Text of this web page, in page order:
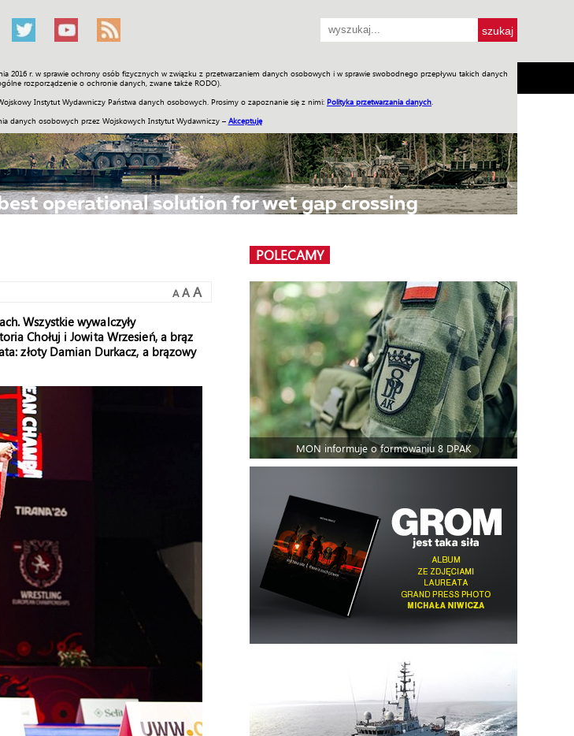
2016 r. w sprawie ochrony osób fizycznych w związku z przetwarzaniem danych osobowych i w sprawie swobodnego przepływu takich danych
rozporządzenie o ochronie danych, zwane także RODO).
Instytut Wydawniczy Państwa danych osobowych. Prosimy o zapoznanie się z nimi: Polityka przetwarzania danych
danych osobowych przez Wojskowych Instytut Wydawniczy – Akceptuję
Historia Galerie Wideo ENGLISH SKLEP Jednodniówki Praca w WIW
A A A
Wszystkie wywalczyły
Chołuj i Jowita Wrzesień, a brąz
złoty Damian Durkacz, a brązowy
POLECAMY
MON informuje o formowaniu 8 DPAK